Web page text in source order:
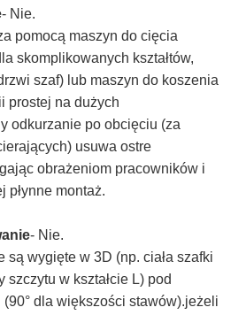
- Nie.
pomocą maszyn do cięcia
skomplikowanych kształtów,
szaf) lub maszyn do koszenia
prostej na dużych
odkurzanie po obcięciu (za
usuwa ostre
obrażeniom pracowników i
płynne montaż.
- Nie.
są wygięte w 3D (np. ciała szafki
szczytu w kształcie L) pod
dla większości stawów).jeżeli